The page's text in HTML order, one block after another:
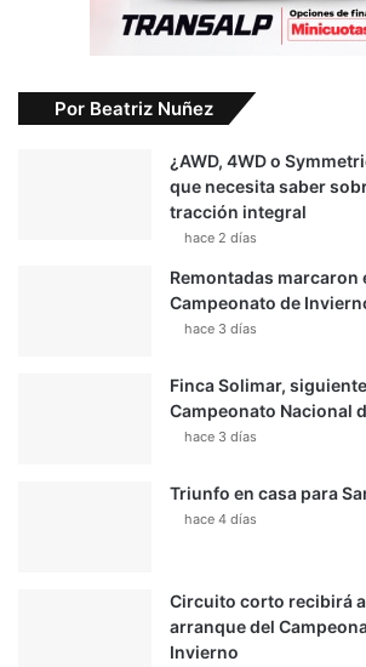
Por Beatriz Nuñez
¿AWD, 4WD o
que necesita saber
tracción integral
hace 2 días
Remontadas marcaron
Campeonato de
hace 3 días
Finca Solimar,
Campeonato Nacional
hace 3 días
Triunfo en casa para
hace 4 días
Circuito corto recibirá
arranque del
Invierno